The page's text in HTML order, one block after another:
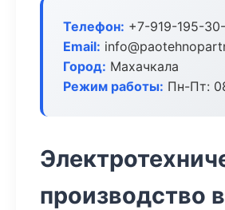
Телефон: +7-919-195-
Email:
Город: Махачкала
Режим работы: Пн-Пт:
производство в